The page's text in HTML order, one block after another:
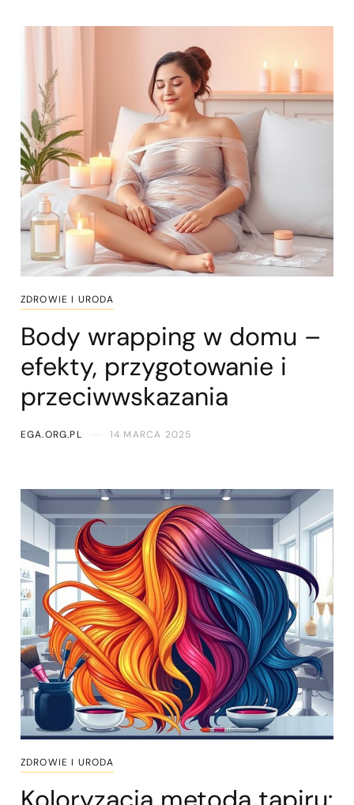
ZDROWIE I URODA
Body wrapping w domu –
efekty, przygotowanie i
przeciwwskazania
EGA.ORG.PL 14 MARCA 2025
ZDROWIE I URODA